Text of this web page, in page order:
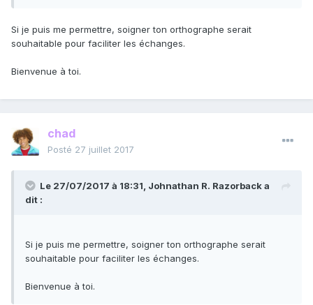
Si je puis me permettre, soigner ton orthographe serait
souhaitable pour faciliter les échanges.
Bienvenue à toi.
chad
Posté 27 juillet 2017
Le 27/07/2017 à 18:31, Johnathan R. Razorbacka
dit :
Si je puis me permettre, soigner ton orthographe serait
souhaitable pour faciliter les échanges.
Bienvenue à toi.